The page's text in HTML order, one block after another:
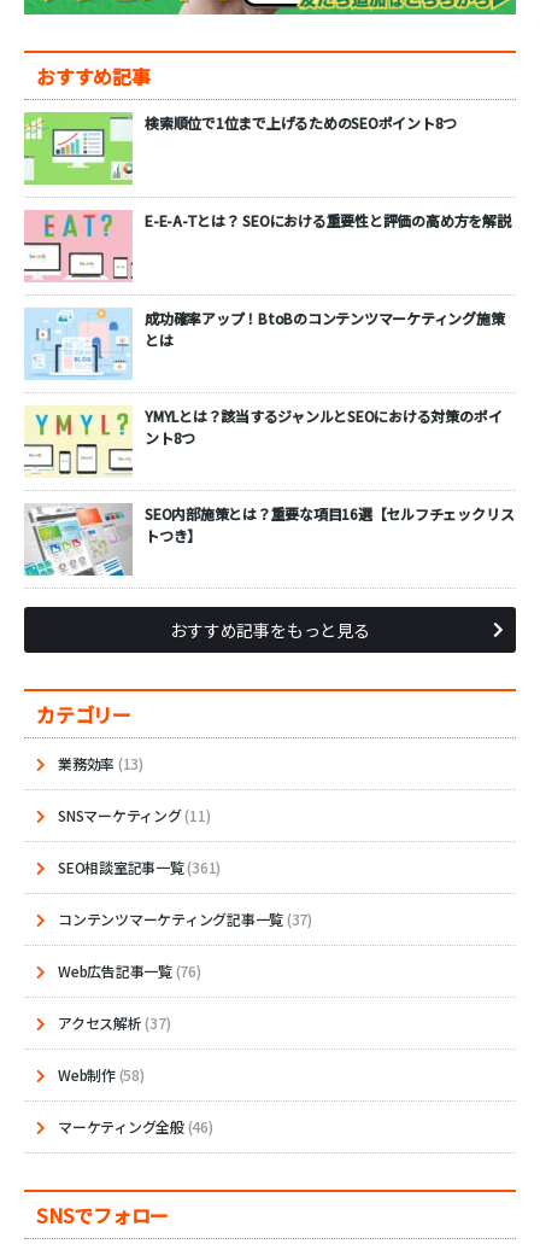
おすすめ記事
検索順位で1位まで上げるためのSEOポイント8つ
E-E-A-Tとは？ SEOにおける重要性と評価の高め方を解説
成功確率アップ！BtoBのコンテンツマーケティング施策
とは
YMYLとは？該当するジャンルとSEOにおける対策のポイ
ント8つ
SEO内部施策とは？重要な項目16選【セルフチェックリス
トつき】
おすすめ記事をもっと見る
カテゴリー
業務効率 (13)
SNSマーケティング(11)
SEO相談室記事一覧(361)
コンテンツマーケティング記事一覧(37)
Web広告記事一覧(76)
アクセス解析(37)
Web制作(58)
マーケティング全般(46)
SNSでフォロー